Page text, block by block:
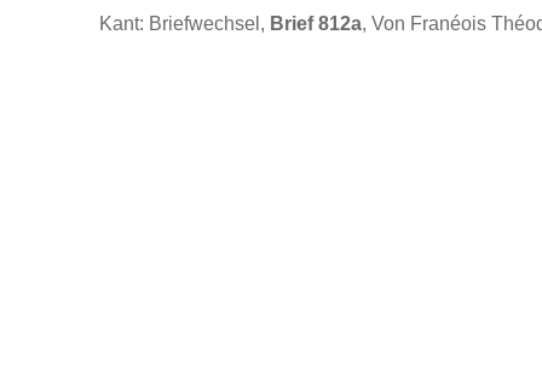
Kant: Briefwechsel, Brief 812a, Von Franéois